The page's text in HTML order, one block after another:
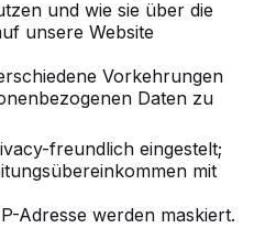
und wie sie über die
unsere Website
Vorkehrungen
Daten zu
freundlich eingestelt;
mit
Adresse werden maskiert.